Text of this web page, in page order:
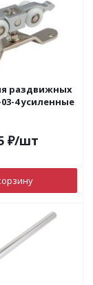
раздвижных
4 усиленные
₽/шт